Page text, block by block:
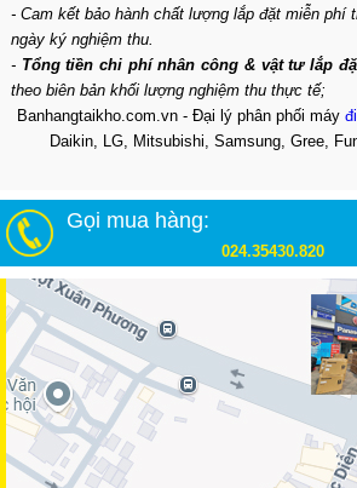
- Cam kết bảo hành chất lượng lắp đặt miễn phí
ngày ký nghiệm thu.
- Tổng tiền chi phí nhân công & vật tư lắp
theo biên bản khối lượng nghiệm thu thực tế;
Banhangtaikho.com.vn - Đại lý phân phối máy
Daikin, LG, Mitsubishi, Samsung, Gree,
Gọi mua hàng:
024.35430.820